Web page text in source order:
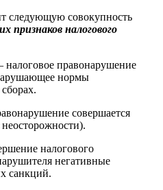
следующую совокупность
признаков налогового
налоговое правонарушение
нормы
совершается
налогового
негативные
санкций.